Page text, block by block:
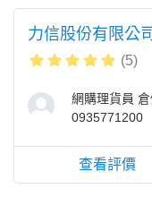
力信股份有限公司
(5)
網購理貨員
0935771200
查看評價